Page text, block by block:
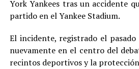
York Yankees tras un accidente
partido en el Yankee Stadium.
El incidente, registrado el
nuevamente en el centro del
recintos deportivos y la